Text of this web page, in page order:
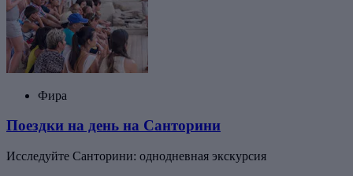
Фира
Поездки на день на Санторини
Исследуйте Санторини: однодневная экскурсия